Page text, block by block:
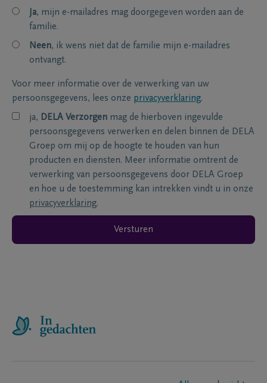
Ja, mijn e-mailadres mag doorgegeven worden aan de
familie.
Neen, ik wens niet dat de familie mijn e-mailadres
ontvangt.
Voor meer informatie over de verwerking van uw
persoonsgegevens, lees onze privacyverklaring.
ja, DELA Verzorgen mag de hierboven ingevulde
persoonsgegevens verwerken en delen binnen de DELA
Groep om mij op de hoogte te houden van hun
producten en diensten. Meer informatie omtrent de
verwerking van persoonsgegevens door DELA Groep
en hoe u de toestemming kan intrekken vindt u in onze
privacyverklaring.
Versturen